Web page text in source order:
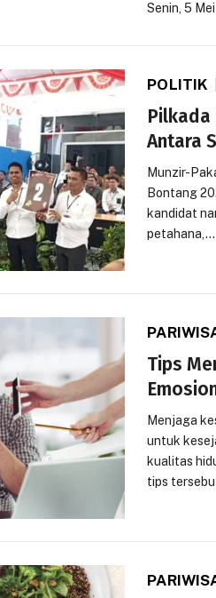
Senin, 5
POLITIK
Pilkada
Antara
Munzir-
Bontang
kandidat
petahana,…
Tips
Menjaga
untuk
kualitas
tips